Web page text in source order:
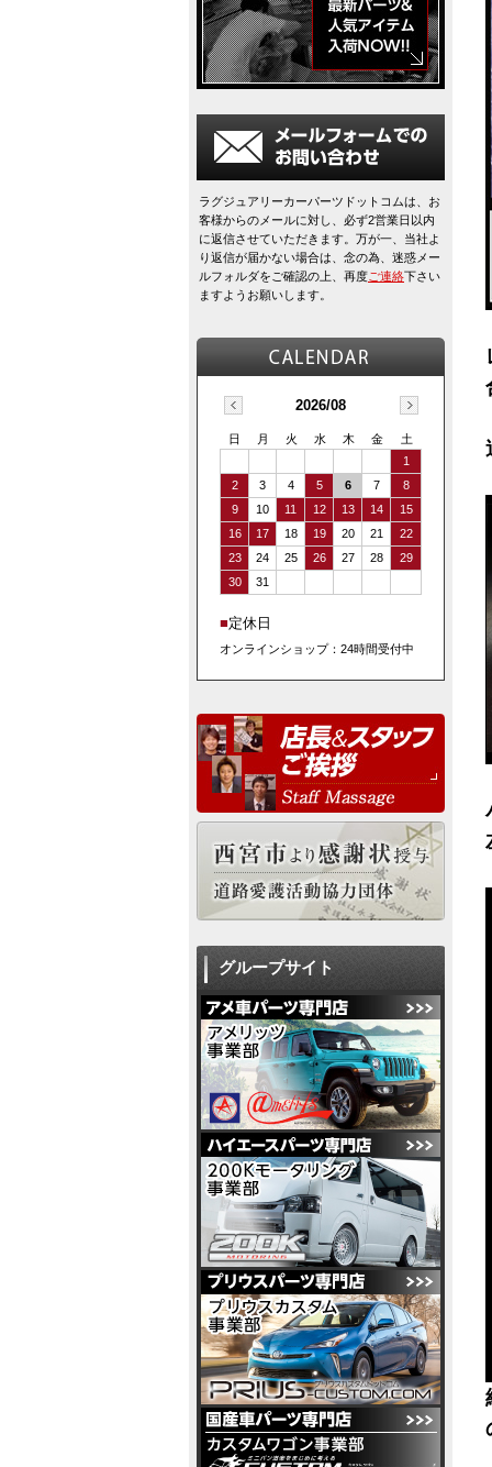
ラグジュアリーカーパーツドットコムは、お
客様からのメールに対し、必ず2営業日以内
に返信させていただきます。万が一、当社よ
り返信が届かない場合は、念の為、迷惑メー
ルフォルダをご確認の上、再度ご連絡下さい
ますようお願いします。
2026/08
日 月 火 水 木 金
土
1
2
3 4 5 6 7
8
9
10 11 12 13 14
15
16
17 18 19 20 21
22
23
24 25 26 27 28
29
30
31
■定休日
オンラインショップ：24時間受付中
グループサイト